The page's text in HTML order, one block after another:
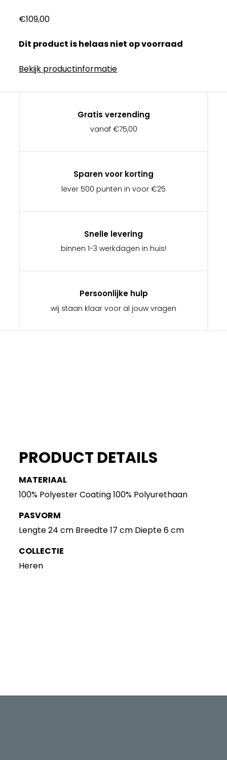
€109,00
Dit product is helaas niet op voorraad
Bekijk productinformatie
Gratis verzending
vanaf €75,00
Sparen voor korting
lever 500 punten in voor €25
Snelle levering
binnen 1-3 werkdagen in huis!
Persoonlijke hulp
wij staan klaar voor al jouw vragen
PRODUCT DETAILS
MATERIAAL
100% Polyester Coating 100% Polyurethaan
PASVORM
Lengte 24 cm Breedte 17 cm Diepte 6 cm
COLLECTIE
Heren